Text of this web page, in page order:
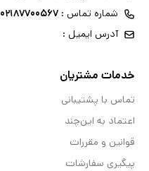
شماره تماس : ۰۲۱۸۷۷۰۰۵۶۷
آدرس ایمیل :
خدمات مشتریان
تماس با پشتیبانی
اعتماد به این‌چند
قوانین و مقررات
پیگیری سفارشات